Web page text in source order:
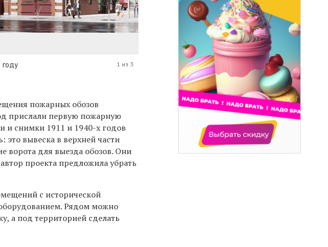
1 из 3
пожарных обозов
прислали первую пожарную
и снимки 1911 и 1940-х годов
: это вывеска в верхней части
ворота для выезда обозов. Они
проекта предложила убрать
с исторической
Рядом можно
а под территорией сделать